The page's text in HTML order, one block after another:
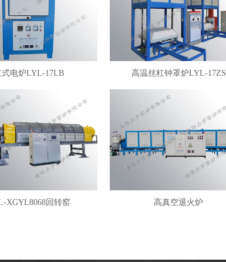
式电炉LYL-17LB 高温丝杠钟罩炉LYL-17ZS
XGYL8068回转窑 高真空退火炉